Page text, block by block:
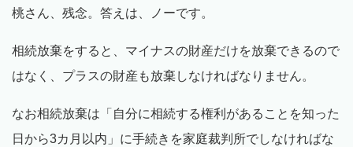
桃さん、残念。答えは、ノーです。
相続放棄をすると、マイナスの財産だけを放棄できるので
はなく、プラスの財産も放棄しなければなりません。
なお相続放棄は「自分に相続する権利があることを知った
日から3カ月以内」に手続きを家庭裁判所でしなければな